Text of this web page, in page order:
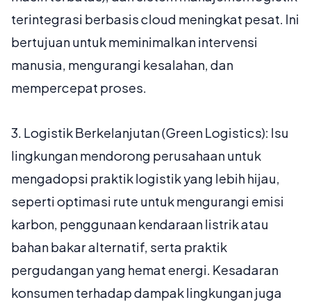
terintegrasi berbasiscloud meningkat pesat. Ini
bertujuan untuk meminimalkan intervensi
manusia, mengurangi kesalahan, dan
mempercepat proses.
3. Logistik Berkelanjutan (Green Logistics): Isu
lingkungan mendorong perusahaan untuk
mengadopsi praktik logistik yang lebih hijau,
seperti optimasi rute untuk mengurangi emisi
karbon, penggunaan kendaraan listrik atau
bahan bakar alternatif, serta praktik
pergudangan yang hemat energi. Kesadaran
konsumen terhadap dampak lingkungan juga